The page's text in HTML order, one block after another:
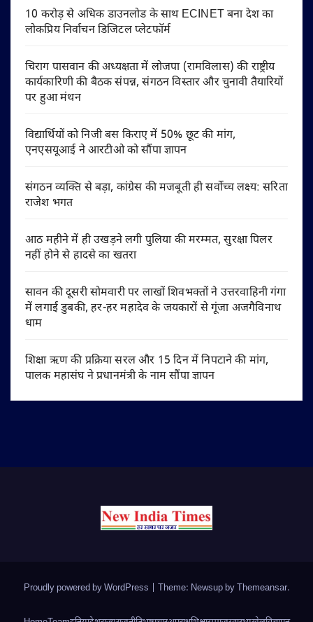
10 करोड़ से अधिक डाउनलोड के साथ ECINET बना देश का
लोकप्रिय निर्वाचन डिजिटल प्लेटफॉर्म
चिराग पासवान की अध्यक्षता में लोजपा (रामविलास) की राष्ट्रीय
कार्यकारिणी की बैठक संपन्न, संगठन विस्तार और चुनावी तैयारियों
पर हुआ मंथन
विद्यार्थियों को निजी बस किराए में 50% छूट की मांग,
एनएसयूआई ने आरटीओ को सौंपा ज्ञापन
संगठन व्यक्ति से बड़ा, कांग्रेस की मजबूती ही सर्वोच्च लक्ष्य: सरिता
राजेश भगत
आठ महीने में ही उखड़ने लगी पुलिया की मरम्मत, सुरक्षा पिलर
नहीं होने से हादसे का खतरा
सावन की दूसरी सोमवारी पर लाखों शिवभक्तों ने उत्तरवाहिनी गंगा
में लगाई डुबकी, हर-हर महादेव के जयकारों से गूंजा अजगैविनाथ
धाम
शिक्षा ऋण की प्रक्रिया सरल और 15 दिन में निपटाने की मांग,
पालक महासंघ ने प्रधानमंत्री के नाम सौंपा ज्ञापन
Proudly powered by WordPress Theme: Newsup byThemeansar.